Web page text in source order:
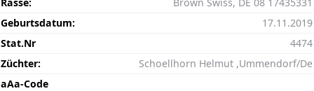
Geburtsdatum:
17.11.2019
Stat.Nr
4474
Züchter:
Schoellhorn Helmut ,Ummendorf/De
aAa-Code